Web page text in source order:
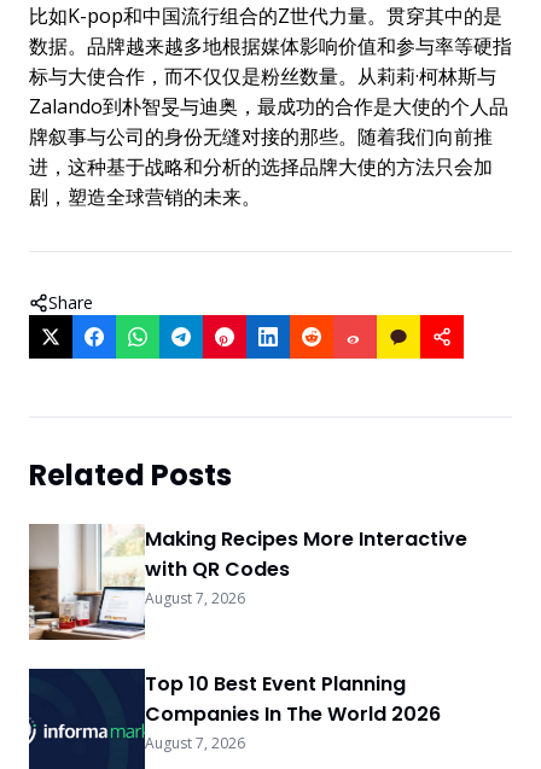
比如K-pop和中国流行组合的Z世代力量。贯穿其中的是
数据。品牌越来越多地根据媒体影响价值和参与率等硬指
标与大使合作，而不仅仅是粉丝数量。从莉莉·柯林斯与
Zalando到朴智旻与迪奥，最成功的合作是大使的个人品
牌叙事与公司的身份无缝对接的那些。随着我们向前推
进，这种基于战略和分析的选择品牌大使的方法只会加
剧，塑造全球营销的未来。
Share
Related Posts
Making Recipes More Interactive
with QR Codes
August 7, 2026
Top 10 Best Event Planning
Companies In The World 2026
August 7, 2026